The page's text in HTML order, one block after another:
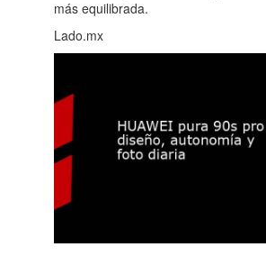
más equilibrada.
Lado.mx